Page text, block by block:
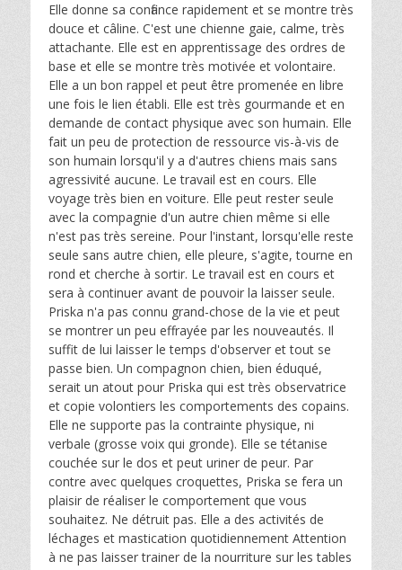
Elle donne sa confiance rapidement et se montre très
douce et câline. C'est une chienne gaie, calme, très
attachante. Elle est en apprentissage des ordres de
base et elle se montre très motivée et volontaire.
Elle a un bon rappel et peut être promenée en libre
une fois le lien établi. Elle est très gourmande et en
demande de contact physique avec son humain. Elle
fait un peu de protection de ressource vis-à-vis de
son humain lorsqu'il y a d'autres chiens mais sans
agressivité aucune. Le travail est en cours. Elle
voyage très bien en voiture. Elle peut rester seule
avec la compagnie d'un autre chien même si elle
n'est pas très sereine. Pour l'instant, lorsqu'elle reste
seule sans autre chien, elle pleure, s'agite, tourne en
rond et cherche à sortir. Le travail est en cours et
sera à continuer avant de pouvoir la laisser seule.
Priska n'a pas connu grand-chose de la vie et peut
se montrer un peu effrayée par les nouveautés. Il
suffit de lui laisser le temps d'observer et tout se
passe bien. Un compagnon chien, bien éduqué,
serait un atout pour Priska qui est très observatrice
et copie volontiers les comportements des copains.
Elle ne supporte pas la contrainte physique, ni
verbale (grosse voix qui gronde). Elle se tétanise
couchée sur le dos et peut uriner de peur. Par
contre avec quelques croquettes, Priska se fera un
plaisir de réaliser le comportement que vous
souhaitez. Ne détruit pas. Elle a des activités de
léchages et mastication quotidiennement Attention
à ne pas laisser trainer de la nourriture sur les tables